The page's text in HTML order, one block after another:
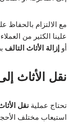
مع الالتزام بالحفاظ
علينا الكثير من
أو إزالة الأثاث التالف
نقل الأثاث
تحتاج عملية نقل
استيعاب مختلف